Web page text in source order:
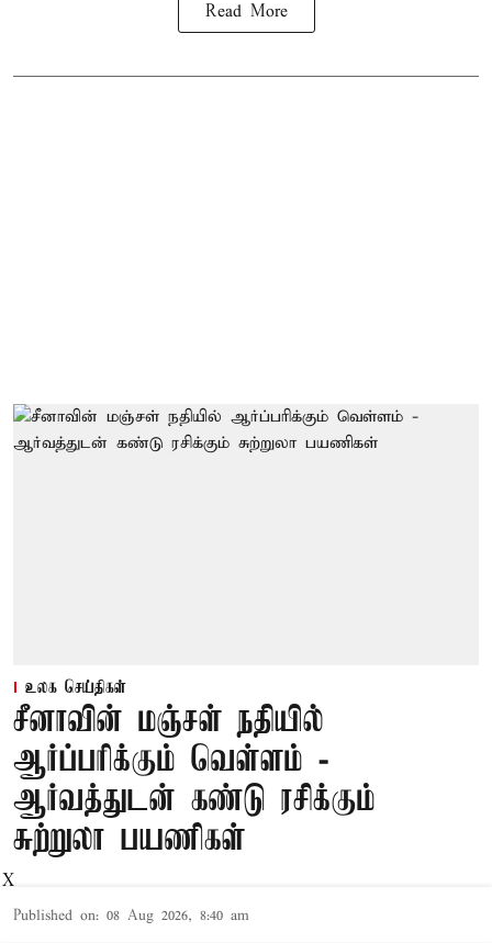
Read More
உலக செய்திகள்
சீனாவின் மஞ்சள் நதியில்
ஆர்ப்பரிக்கும் வெள்ளம் -
ஆர்வத்துடன் கண்டு ரசிக்கும்
சுற்றுலா பயணிகள்
Published on: 08 Aug 2026, 8:40 am
X